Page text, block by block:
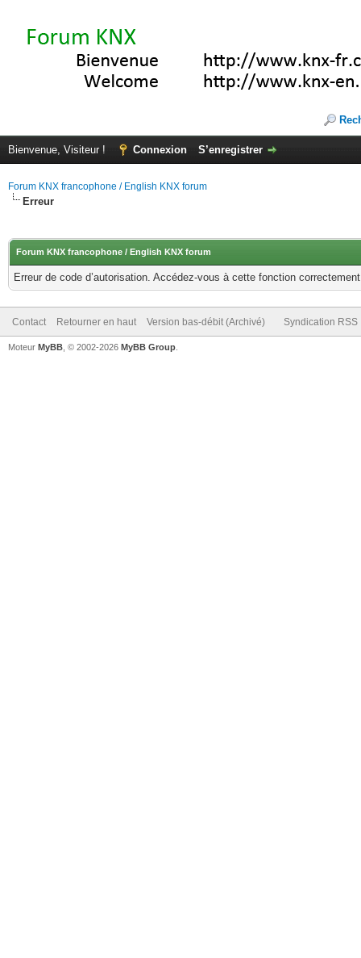
Bienvenue, Visiteur ! Connexion S’enregistrer
Forum KNX francophone / English KNX forum
Erreur
Forum KNX francophone / English KNX forum
Erreur de code d’autorisation. Accédez-vous à cette fonction
Contact Retourner en haut Version bas-débit (Archivé) Syndication RSS
Moteur MyBB , © 2002-2026 MyBB Group